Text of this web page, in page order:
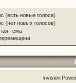
(есть новые голоса)
(нет новых голосов)
тема
Invision